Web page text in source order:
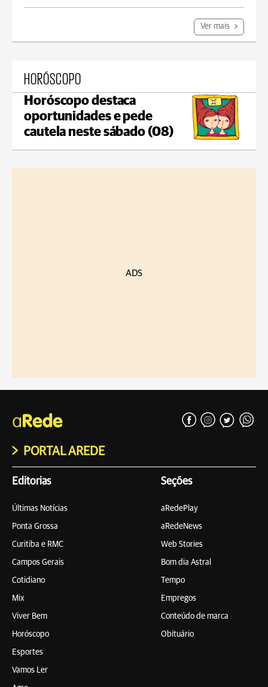
Ver mais
HORÓSCOPO
Horóscopo destaca
oportunidades e pede
cautela neste sábado (08)
ADS
PORTAL AREDE
Editorias
Últimas Notícias
Ponta Grossa
Curitiba e RMC
Campos Gerais
Cotidiano
Mix
Viver Bem
Horóscopo
Esportes
Vamos Ler
Seções
aRedePlay
aRedeNews
Web Stories
Bom dia Astral
Tempo
Empregos
Conteúdo de marca
Obituário